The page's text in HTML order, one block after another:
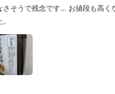
そうで残念です… お値段も高く